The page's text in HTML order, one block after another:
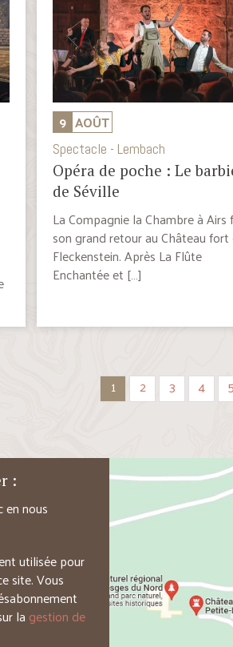
9 AOÛT
Spectacle - Lembach
Opéra de poche : Le
de Séville
La Compagnie la Chambre à Airs
son grand retour au Château fort
Fleckenstein. Après La Flûte
Enchantée et […]
1 2 3 4 5
:
nous
utilisée pour
site. Vous
la gestion de